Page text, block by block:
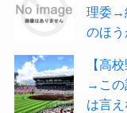
理委→
のほう
【高
→この
は言え